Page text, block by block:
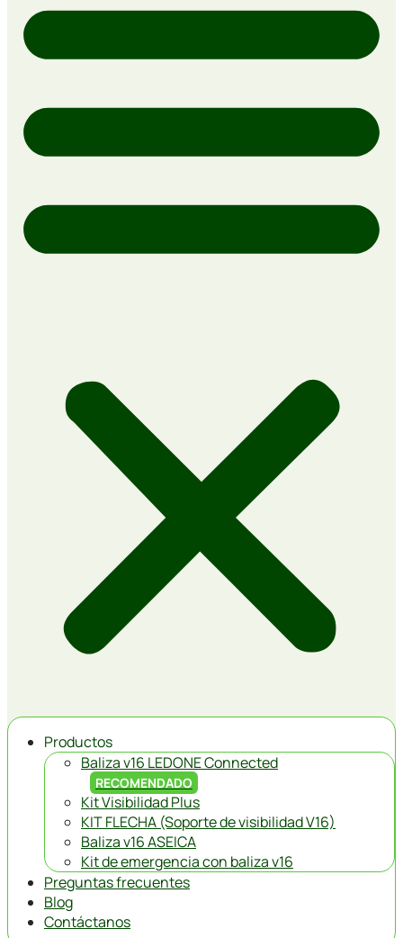
Productos
Baliza v16 LEDONE Connected
RECOMENDADO
Kit Visibilidad Plus
KIT FLECHA (Soporte de visibilidad V16)
Baliza v16 ASEICA
Kit de emergencia con baliza v16
Preguntas frecuentes
Blog
Contáctanos